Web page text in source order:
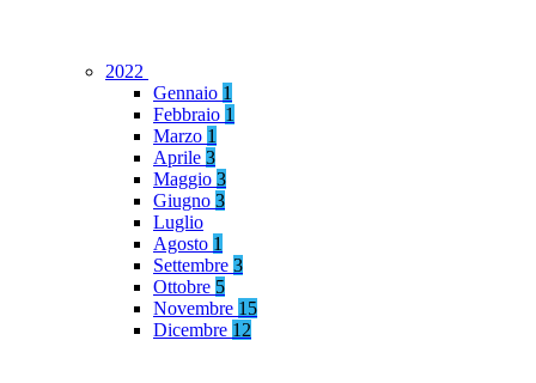
2022
Gennaio 1
Febbraio 1
Marzo 1
Aprile 3
Maggio 3
Giugno 3
Luglio
Agosto 1
Settembre 3
Ottobre 5
Novembre 15
Dicembre 12